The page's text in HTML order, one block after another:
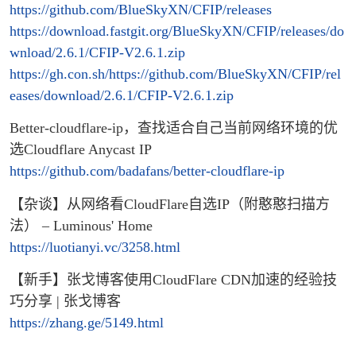
https://github.com/BlueSkyXN/CFIP/releases
https://download.fastgit.org/BlueSkyXN/CFIP/releases/do
wnload/2.6.1/CFIP-V2.6.1.zip
https://gh.con.sh/https://github.com/BlueSkyXN/CFIP/rel
eases/download/2.6.1/CFIP-V2.6.1.zip
Better-cloudflare-ip，查找适合自己当前网络环境的优
选Cloudflare Anycast IP
https://github.com/badafans/better-cloudflare-ip
【杂谈】从网络看CloudFlare自选IP（附憨憨扫描方
法） – Luminous' Home
https://luotianyi.vc/3258.html
【新手】张戈博客使用CloudFlare CDN加速的经验技
巧分享 | 张戈博客
https://zhang.ge/5149.html